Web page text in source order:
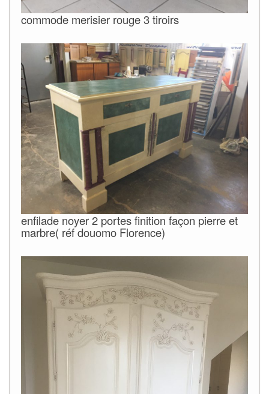
commode merisier rouge 3 tiroirs
enfilade noyer 2 portes finition façon pierre et
marbre( réf douomo Florence)